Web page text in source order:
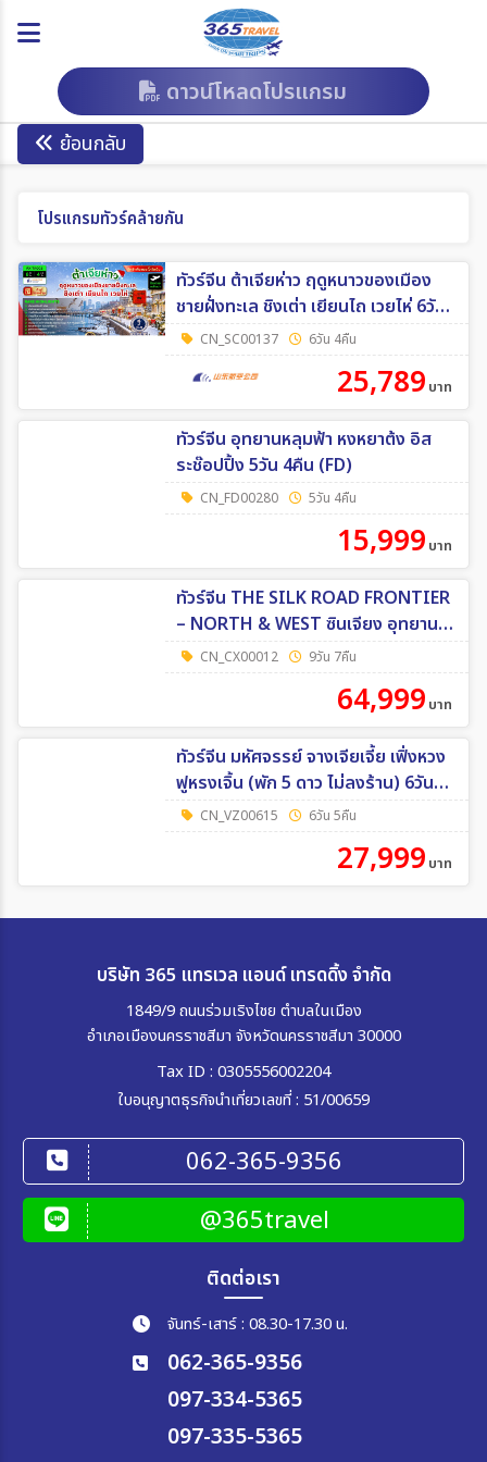
ดาวน์โหลดโปรแกรม
ย้อนกลับ
โปรแกรมทัวร์คล้ายกัน
ทัวร์จีน ต้าเจียห่าว ฤดูหนาวของเมือง
ชายฝั่งทะเล ชิงเต่า เยียนไถ เวยไห่ 6วัน
4คืน (SC)
CN_SC00137 6วัน 4คืน
25,789 บาท
ทัวร์จีน อุทยานหลุมฟ้า หงหยาต้ง อิส
ระช๊อปปิ้ง 5วัน 4คืน (FD)
CN_FD00280 5วัน 4คืน
15,999 บาท
ทัวร์จีน THE SILK ROAD FRONTIER
– NORTH & WEST ซินเจียง อุทยานคา
นาสือ หมู่บ้านเหอมู่ ทุ่งหญ้านาราถี 9วัน
7คืน (CX)
CN_CX00012 9วัน 7คืน
64,999 บาท
ทัวร์จีน มหัศจรรย์ จางเจียเจี้ย เฟิ่งหวง
ฟูหรงเจิ้น (พัก 5 ดาว ไม่ลงร้าน) 6วัน
5คืน (VZ)
CN_VZ00615 6วัน 5คืน
27,999 บาท
บริษัท 365 แทรเวล แอนด์ เทรดดิ้ง จำกัด
1849/9 ถนนร่วมเริงไชย ตำบลในเมือง
อำเภอเมืองนครราชสีมา จังหวัดนครราชสีมา 30000
Tax ID : 0305556002204
ใบอนุญาตธุรกิจนำเที่ยวเลขที่ : 51/00659
062-365-9356
@365travel
ติดต่อเรา
จันทร์-เสาร์ : 08.30-17.30 น.
062-365-9356
097-334-5365
097-335-5365